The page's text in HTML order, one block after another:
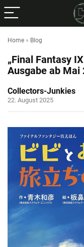
Home » Blog
„Final Fantasy
Ausgabe ab Mai
Collectors-Junkies
22. August 2025